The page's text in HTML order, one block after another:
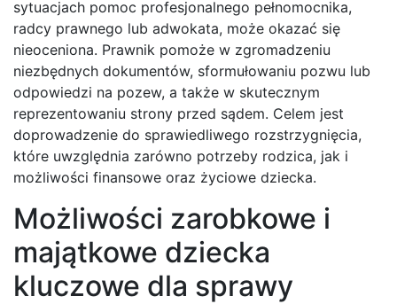
sytuacjach pomoc profesjonalnego pełnomocnika,
radcy prawnego lub adwokata, może okazać się
nieoceniona. Prawnik pomoże w zgromadzeniu
niezbędnych dokumentów, sformułowaniu pozwu lub
odpowiedzi na pozew, a także w skutecznym
reprezentowaniu strony przed sądem. Celem jest
doprowadzenie do sprawiedliwego rozstrzygnięcia,
które uwzględnia zarówno potrzeby rodzica, jak i
możliwości finansowe oraz życiowe dziecka.
Możliwości zarobkowe i
majątkowe dziecka
kluczowe dla sprawy